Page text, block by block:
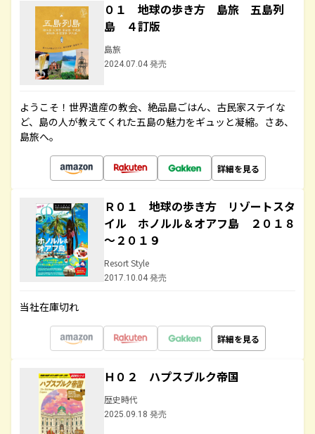
０１ 地球の歩き方 島旅 五島列
島 ４訂版
島旅
2024.07.04 発売
ようこそ！世界遺産の教会、絶品島ごはん、古民家ステイな
ど、島の人が教えてくれた五島の魅力をギュッと凝縮。さあ、
島旅へ。
詳細を見る
Ｒ０１ 地球の歩き方 リゾートスタ
イル ホノルル＆オアフ島 ２０１８
～２０１９
Resort Style
2017.10.04 発売
当社在庫切れ
詳細を見る
Ｈ０２ ハプスブルク帝国
歴史時代
2025.09.18 発売